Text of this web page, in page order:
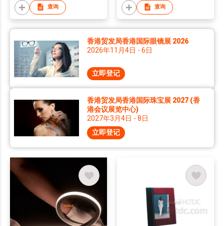
OEM Production
查询 查询
香港贸发局香港国际眼镜展 2026
2026年11月4日 - 6日
立即登记
香港贸发局香港国际珠宝展 2027 (香
港会议展览中心)
2027年3月4日 - 8日
立即登记